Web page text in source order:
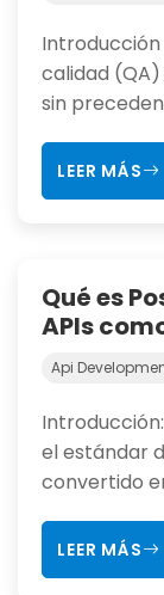
Introducción
calidad
sin
LEER MÁS
Qué es
APIs
Api
el estándar
convertido
LEER MÁS